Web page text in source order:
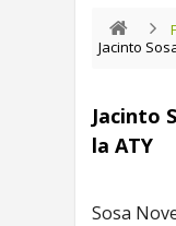
Jacinto
Jacinto
la ATY
Sosa